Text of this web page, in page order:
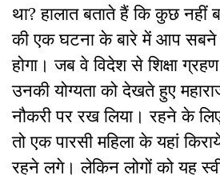
था? हालात बताते हैं कि कुछ
की एक घटना के बारे में आप
होगा। जब वे विदेश से शिक्षा
उनकी योग्यता को देखते हुए
नौकरी पर रख लिया। रहने के
तो एक पारसी महिला के यहां
रहने लगे। लेकिन लोगों को यह